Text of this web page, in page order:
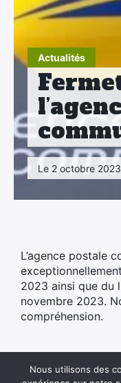
Actualités
Le 2 octobre
L’agence postale
2023 ainsi que du
novembre 2023.
compréhension.
Elections
Autres
Nous utilisons des